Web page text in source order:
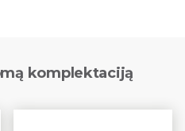
komplektaciją